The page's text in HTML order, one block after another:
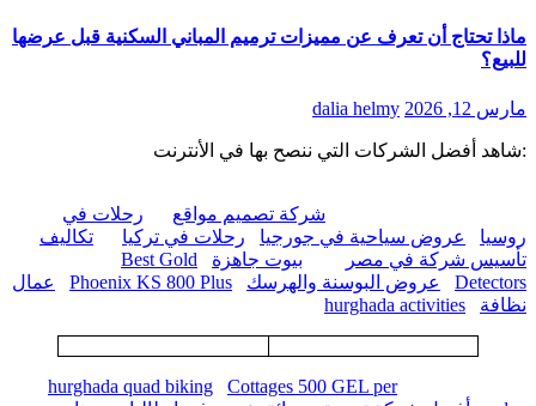
ماذا تحتاج أن تعرف عن مميزات ترميم المباني السكنية قبل عرضها
للبيع؟
مارس 12, 2026 dalia helmy
:شاهد أفضل الشركات التي ننصح بها في الأنترنت
شركة تصميم مواقع
رحلات في
روسيا
عروض سياحية في جورجيا رحلات في تركيا
تكاليف
تأسيس شركة في مصر
بيوت جاهزة
Best Gold
Detectors
عروض البوسنة والهرسك Phoenix KS 800 Plus
عمال
نظافة
hurghada activities
hurghada quad biking
Cottages 500 GEL per